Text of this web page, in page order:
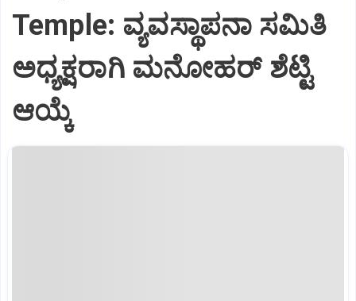
Temple: ವ್ಯವಸ್ಥಾಪನಾ ಸಮಿತಿ
ಅಧ್ಯಕ್ಷರಾಗಿ ಮನೋಹರ್ ಶೆಟ್ಟಿ
ಆಯ್ಕೆ